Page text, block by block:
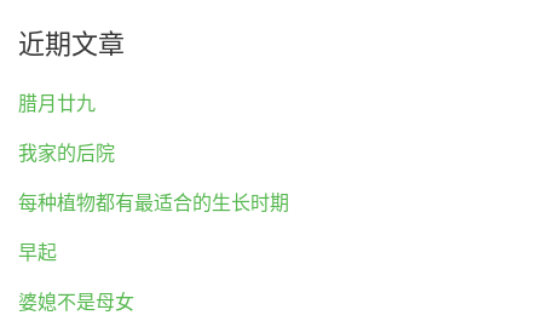
近期文章
腊月廿九
我家的后院
每种植物都有最适合的生长时期
早起
婆媳不是母女